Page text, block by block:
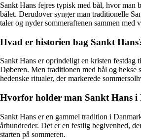
Sankt Hans fejres typisk med bål, hvor man
bålet. Derudover synger man traditionelle
taler og nyder sommeraftenen sammen med
Hvad er historien bag Sankt
Sankt Hans er oprindeligt en kristen festdag
Døberen. Men traditionen med bål og hekse
hedenske ritualer, der markerede
Hvorfor holder man Sankt Hans i
Sankt Hans er en gammel tradition i
århundreder. Det er en festlig begivenhed,
starten på sommeren.